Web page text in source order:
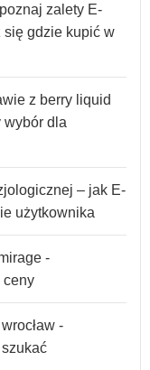
zalety E-
się gdzie kupić w
z berry liquid
wybór dla
– jak E-
użytkownika
-
ceny
-